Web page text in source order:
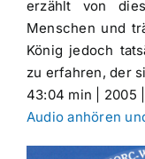
erzählt von
Menschen und
König jedoch
zu erfahren, der
43:04 min | 2005
Audio anhören